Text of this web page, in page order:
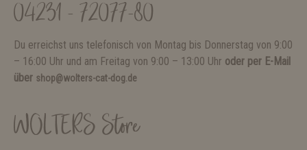
04231 - 72077-80
Du erreichst uns telefonisch von Montag bis Donnerstag von 9:00
– 16:00 Uhr und am Freitag von 9:00 – 13:00 Uhr oder per E-Mail
über shop@wolters-cat-dog.de
WOLTERS Store